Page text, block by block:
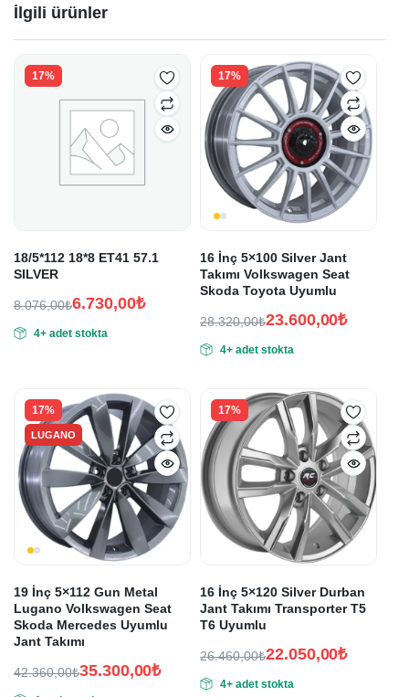
İlgili ürünler
17%
18/5*112 18*8 ET41 57.1
SILVER
8.076,00₺
fiyat:
6.730,00₺
andaki
4+ adet stokta
17%
16 İnç 5×100 Silver Jant
Takımı Volkswagen Seat
Skoda Toyota Uyumlu
28.320,00₺
fiyat:
23.600,00₺
andaki
23.600,00₺.
4+ adet stokta
17%
LUGANO
19 İnç 5×112 Gun Metal
Lugano Volkswagen Seat
Skoda Mercedes Uyumlu
Jant Takımı
42.360,00₺35.300,00₺
17%
16 İnç 5×120 Silver Durban
Jant Takımı Transporter T5
T6 Uyumlu
26.460,00₺
fiyat:
22.050,00₺
andaki
4+ adet stokta